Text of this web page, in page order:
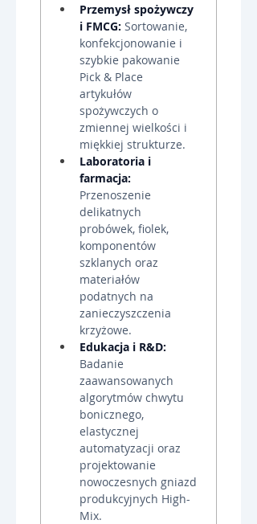
Przemysł spożywczy
i FMCG: Sortowanie,
konfekcjonowanie i
szybkie pakowanie
Pick & Place
artykułów
spożywczych o
zmiennej wielkości i
miękkiej strukturze.
Laboratoria i
farmacja:
Przenoszenie
delikatnych
probówek, fiolek,
komponentów
szklanych oraz
materiałów
podatnych na
zanieczyszczenia
krzyżowe.
Edukacja i R&D:
Badanie
zaawansowanych
algorytmów chwytu
bonicznego,
elastycznej
automatyzacji oraz
projektowanie
nowoczesnych gniazd
produkcyjnych High-
Mix.